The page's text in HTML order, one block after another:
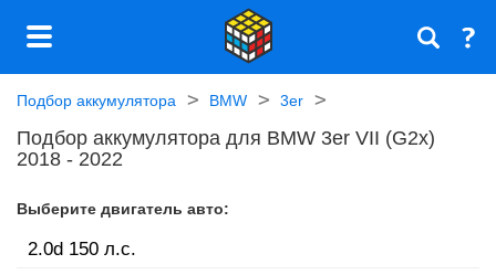
Подбор аккумулятора BMW 3er
Подбор аккумулятора для BMW 3er VII (G2x)
2018 - 2022
Выберите двигатель авто:
2.0d 150 л.c.